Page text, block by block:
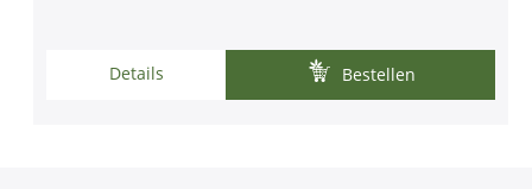
Details Bestellen